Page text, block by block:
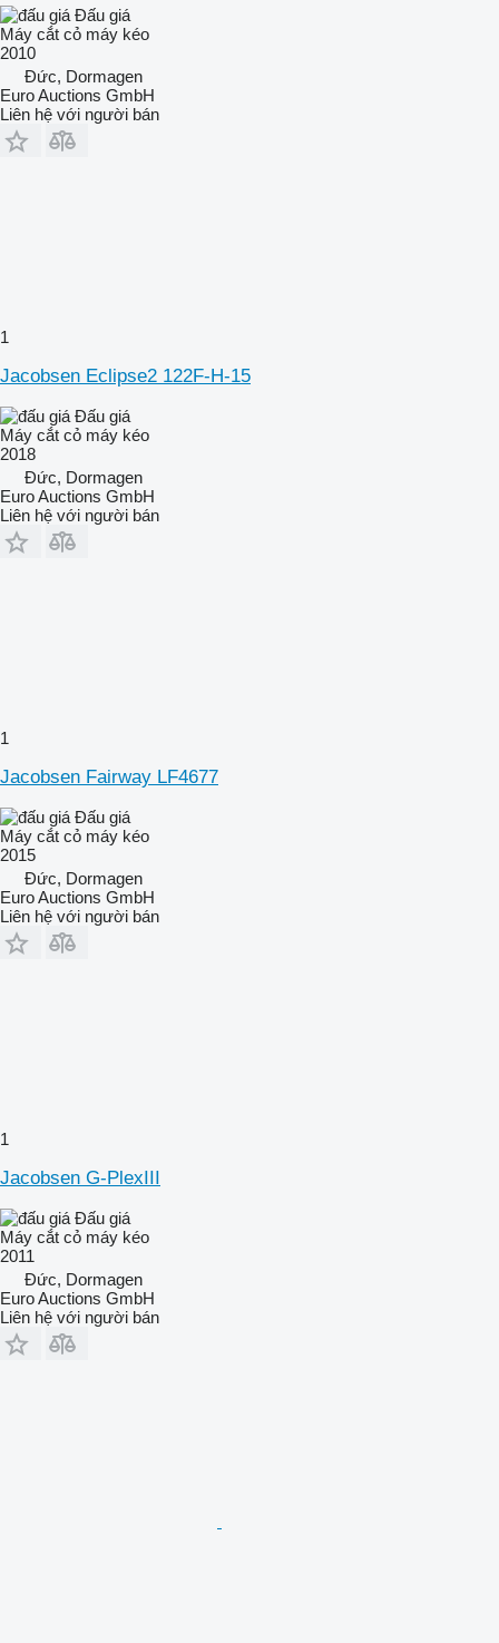
Đấu giá
Máy cắt cỏ máy kéo
2010
Đức, Dormagen
Euro Auctions GmbH
Liên hệ với người bán
1
Jacobsen Eclipse2 122F-H-15
Đấu giá
Máy cắt cỏ máy kéo
2018
Đức, Dormagen
Euro Auctions GmbH
Liên hệ với người bán
1
Jacobsen Fairway LF4677
Đấu giá
Máy cắt cỏ máy kéo
2015
Đức, Dormagen
Euro Auctions GmbH
Liên hệ với người bán
1
Jacobsen G-PlexIII
Đấu giá
Máy cắt cỏ máy kéo
2011
Đức, Dormagen
Euro Auctions GmbH
Liên hệ với người bán